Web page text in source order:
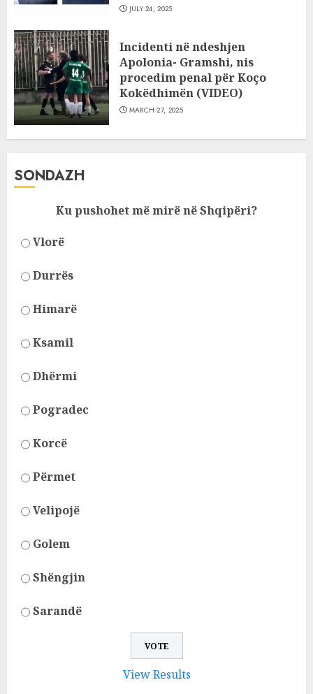
JULY 24, 2025
Incidenti në ndeshjen
Apolonia- Gramshi, nis
procedim penal për Koço
Kokëdhimën (VIDEO)
MARCH 27, 2025
SONDAZH
Ku pushohet më mirë në Shqipëri?
Vlorë
Durrës
Himarë
Ksamil
Dhërmi
Pogradec
Korcë
Përmet
Velipojë
Golem
Shëngjin
Sarandë
View Results